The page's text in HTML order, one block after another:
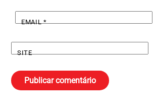
EMAIL*
SITE